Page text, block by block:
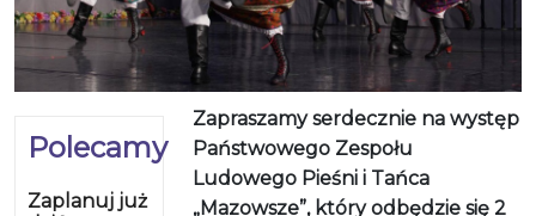
Polecamy
Zaplanuj już
Zapraszamy serdecznie na występ
Państwowego Zespołu
Ludowego Pieśni i Tańca
„Mazowsze”, który odbędzie się 2